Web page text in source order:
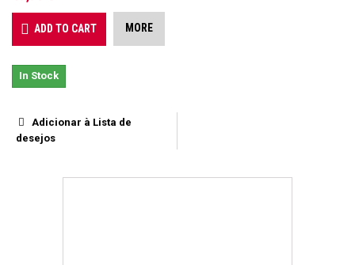
ADD TO CART MORE
In Stock
Adicionar à Lista de
desejos